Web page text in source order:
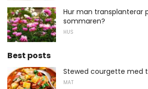
Hur man transplanterar
sommaren?
HUS
Best posts
Stewed courgette med
MAT